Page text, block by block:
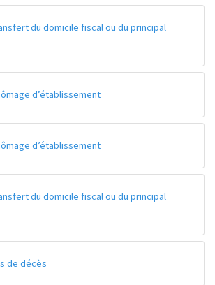
du domicile fiscal ou du principal
d’établissement
d’établissement
du domicile fiscal ou du principal
de décès